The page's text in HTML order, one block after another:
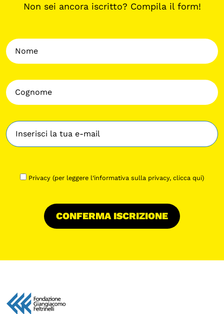
Non sei ancora iscritto? Compila il form!
Privacy (per leggere l’informativa sulla privacy, clicca qui)